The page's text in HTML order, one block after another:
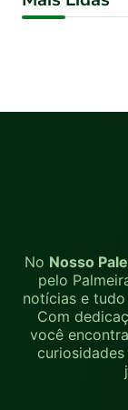
No Nosso
pelo
notícias e
Com
você